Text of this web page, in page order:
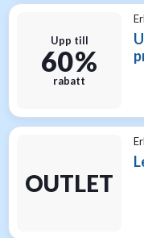
Upp till
60 %
rabatt
OUTLET